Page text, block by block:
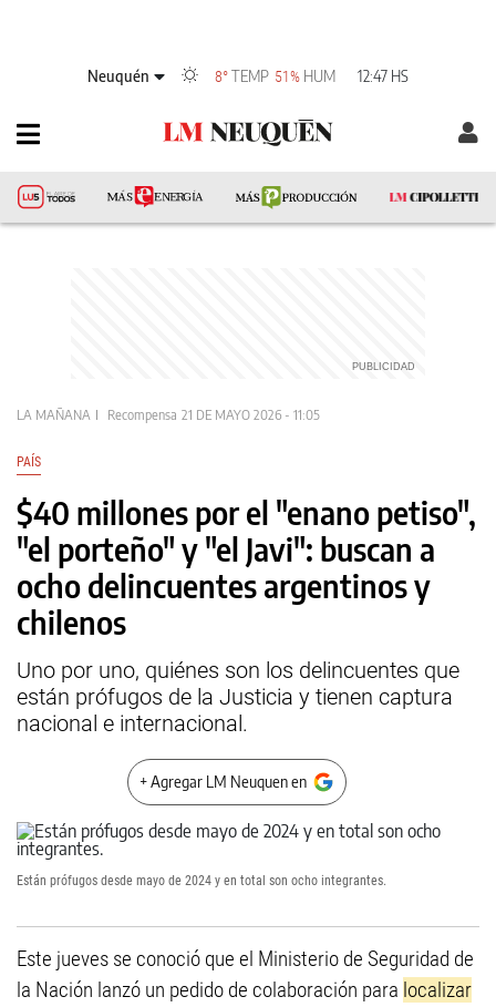
Neuquén 8°TEMP 51% HUM 12:47 HS
LA MAÑANA Recompensa 21 DE MAYO 2026 - 11:05
PAÍS
$40 millones por el "enano petiso",
"el porteño" y "el Javi": buscan a
ocho delincuentes argentinos y
chilenos
Uno por uno, quiénes son los delincuentes que
están prófugos de la Justicia y tienen captura
nacional e internacional.
+ Agregar LM Neuquen en
Están prófugos desde mayo de 2024 y en total son ocho integrantes.
Este jueves se conoció que el Ministerio de Seguridad de
la Nación lanzó un pedido de colaboración para localizar